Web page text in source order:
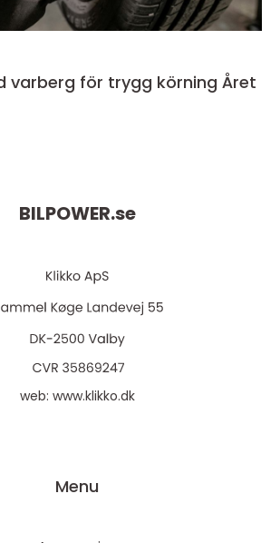
varberg för trygg körning Året
BILPOWER.se
web: www.klikko.dk
Menu